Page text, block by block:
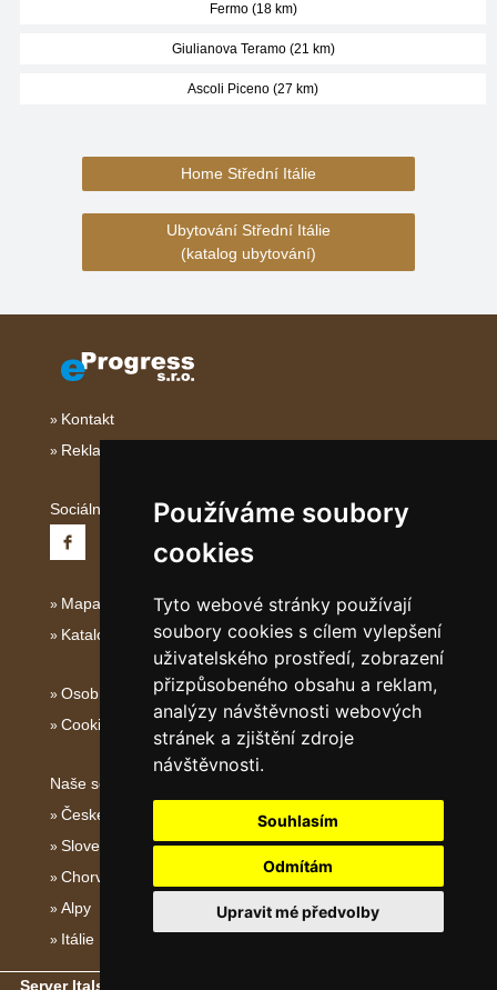
Používáme soubory
cookies
Tyto webové stránky používají
soubory cookies s cílem vylepšení
uživatelského prostředí, zobrazení
přizpůsobeného obsahu a reklam,
analýzy návštěvnosti webových
stránek a zjištění zdroje
návštěvnosti.
Souhlasím
Odmítám
Upravit mé předvolby
Fermo (18 km)
Giulianova Teramo (21 km)
Ascoli Piceno (27 km)
Home Střední Itálie
Ubytování Střední Itálie
(katalog ubytování)
Kontakt
Reklama
Sociální sítě:
Mapa serveru Střední Itálie
Katalog ubytování
Osobní údaje
Cookies
Naše servery:
České hory
Slovenské hory
Chorvatsko
Alpy
Itálie
Server Italské hory, ostrovy a pobřeží